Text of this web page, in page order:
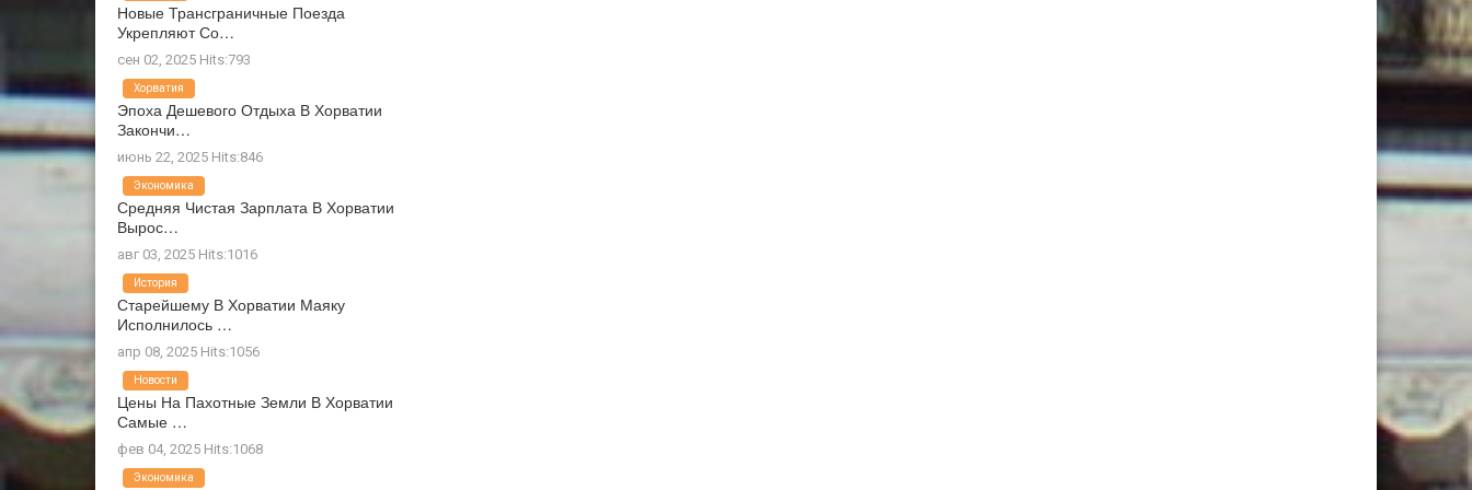
Новые Трансграничные Поезда
Укрепляют Со…
сен 02, 2025 Hits:793
Эпоха Дешевого Отдыха В Хорватии
Закончи…
июнь 22, 2025 Hits:846
Хорватия
Средняя Чистая Зарплата В Хорватии
Вырос…
авг 03, 2025 Hits:1016
Экономика
Старейшему В Хорватии Маяку
Исполнилось …
апр 08, 2025 Hits:1056
История
Цены На Пахотные Земли В Хорватии
Самые …
фев 04, 2025 Hits:1068
Новости
Экономика